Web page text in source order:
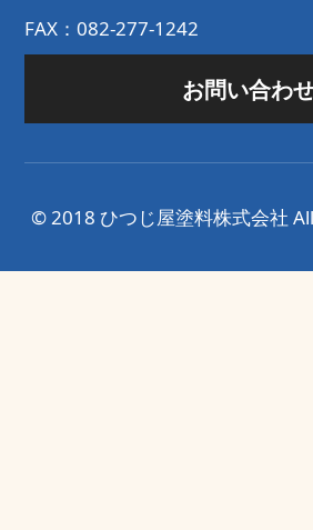
FAX：082-277-1242
お問い合わ
© 2018 ひつじ屋塗料株式会社